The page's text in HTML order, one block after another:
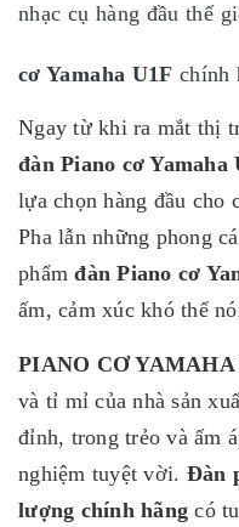
nhạc cụ hàng đầu thế
cơ Yamaha U1F chính
Ngay từ khi ra mắt thị
đàn Piano cơ
lựa chọn hàng đầu cho
Pha lẫn những phong
phẩmđàn Piano cơ
ấm, cảm xúc khó thể
PIANO CƠ YAMAHA
và tỉ mỉ của nhà sản
đỉnh, trong trẻo và ấm
nghiệm tuyệt vời. Đàn
lượng chính hãng có